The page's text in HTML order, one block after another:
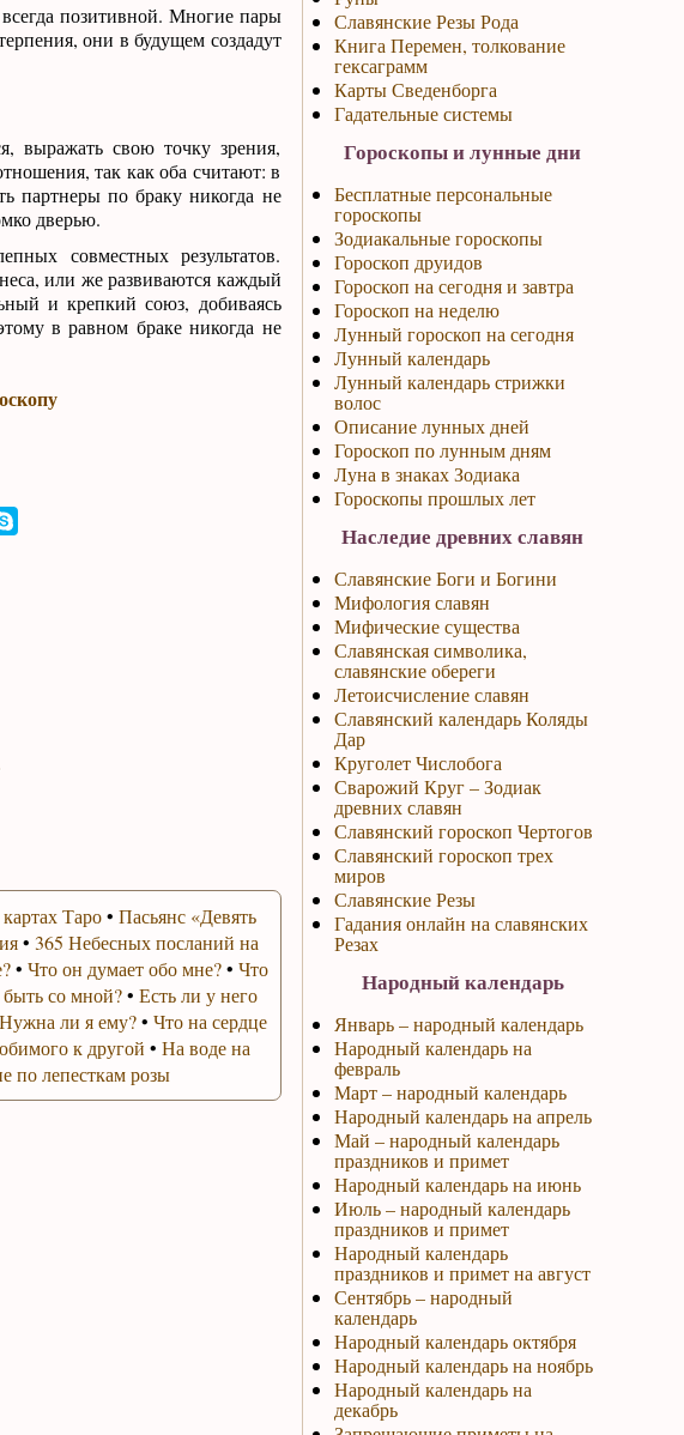
позитивной. Многие пары
они в будущем создадут
выражать свою точку зрения,
так как оба считают: в
партнеры по браку никогда не
дверью.
совместных результатов.
или же развиваются каждый
и крепкий союз, добиваясь
в равном браке никогда не
Таро• Пасьянс «Девять
• 365 Небесных посланий на
• Что он думает обо мне?• Что
со мной?• Есть ли у него
Нужна ли я ему?• Что на сердце
к другой • На воде на
по лепесткам розы
Славянские Резы Рода
Книга Перемен, толкование
гексаграмм
Карты Сведенборга
Гадательные системы
Гороскопы и лунные дни
Бесплатные персональные
гороскопы
Зодиакальные гороскопы
Гороскоп друидов
Гороскоп на сегодня и завтра
Гороскоп на неделю
Лунный гороскоп на сегодня
Лунный календарь
Лунный календарь стрижки
волос
Описание лунных дней
Гороскоп по лунным дням
Луна в знаках Зодиака
Гороскопы прошлых лет
Наследие древних славян
Славянские Боги и Богини
Мифология славян
Мифические существа
Славянская символика,
славянские обереги
Летоисчисление славян
Славянский календарь Коляды
Дар
Круголет Числобога
Сварожий Круг – Зодиак
древних славян
Славянский гороскоп Чертогов
Славянский гороскоп трех
миров
Славянские Резы
Гадания онлайн на славянских
Резах
Народный календарь
Январь – народный календарь
Народный календарь на
февраль
Март – народный календарь
Народный календарь на апрель
Май – народный календарь
праздников и примет
Народный календарь на июнь
Июль – народный календарь
праздников и примет
Народный календарь
праздников и примет на август
Сентябрь – народный
календарь
Народный календарь октября
Народный календарь на ноябрь
Народный календарь на
декабрь